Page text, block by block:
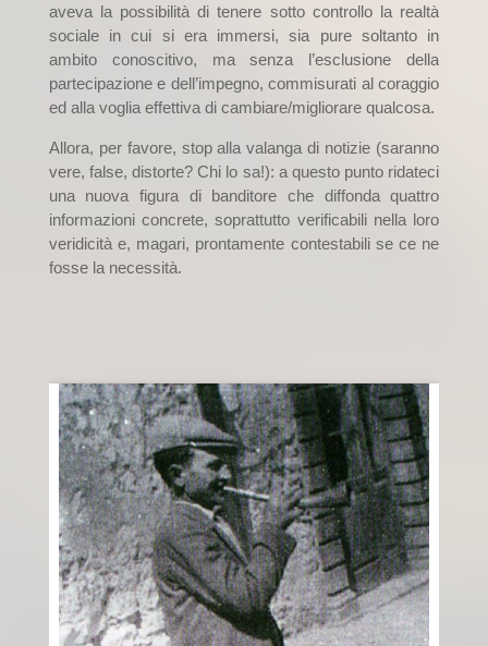
aveva la possibilità di tenere sotto controllo la realtà
sociale in cui si era immersi, sia pure soltanto in
ambito conoscitivo, ma senza l’esclusione della
partecipazione e dell’impegno, commisurati al coraggio
ed alla voglia effettiva di cambiare/migliorare qualcosa.
Allora, per favore, stop alla valanga di notizie (saranno
vere, false, distorte? Chi lo sa!): a questo punto ridateci
una nuova figura di banditore che diffonda quattro
informazioni concrete, soprattutto verificabili nella loro
veridicità e, magari, prontamente contestabili se ce ne
fosse la necessità.